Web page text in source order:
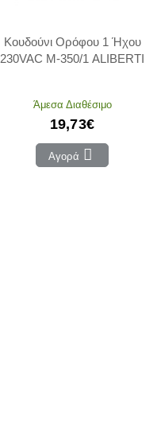
Κουδούνι Ορόφου 1 Ήχου
230VAC M-350/1 ALIBERTI
Άμεσα Διαθέσιμο
19,73€
Αγορά